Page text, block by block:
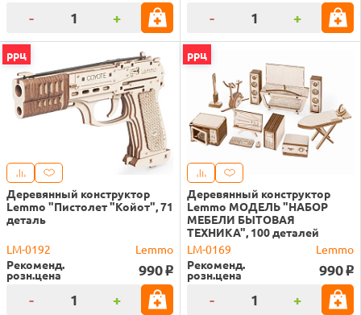
- + - +
ррц
Деревянный конструктор
Lemmo "Пистолет "Койот", 71
деталь
LM-0192
Lemmo
Рекоменд.
розн.цена 990 o
- +
ррц
Деревянный конструктор
Lemmo МОДЕЛЬ "НАБОР
МЕБЕЛИ БЫТОВАЯ
ТЕХНИКА", 100 деталей
LM-0169
Lemmo
Рекоменд.
розн.цена 990 o
- +